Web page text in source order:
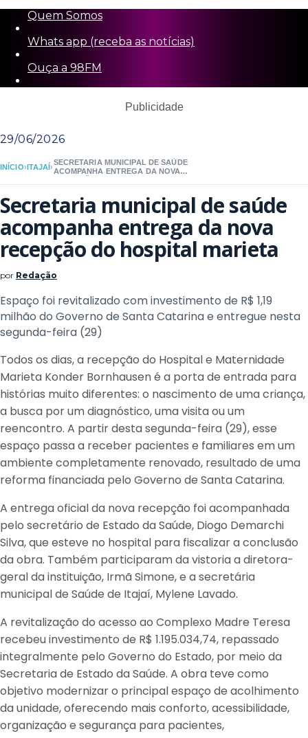
Quem Somos
Whats app (receba as notícias)
Ouça a 98FM
Publicidade
29/06/2026
INÍCIO›ITAJAÍ›
SECRETARIA MUNICIPAL DE SAÚDE
ACOMPANHA ENTREGA DA NOVA
Secretaria municipal de saúde
acompanha entrega da nova
recepção do hospital marieta
por Redação
Espaço foi revitalizado com investimento de R$ 1,19
milhão do Governo de Santa Catarina e entregue nesta
segunda-feira (29)
Todos os dias, a recepção do Hospital e Maternidade
Marieta Konder Bornhausen é a porta de entrada para
histórias muito diferentes: o nascimento de uma criança,
a busca por um diagnóstico, uma visita ou um
reencontro. A partir desta segunda-feira (29), esse
espaço passa a receber pacientes e familiares em um
ambiente completamente renovado, resultado de uma
reforma financiada pelo Governo de Santa Catarina.
A entrega oficial da nova recepção foi acompanhada
pelo secretário de Estado da Saúde, Diogo Demarchi
Silva, que esteve no hospital para fiscalizar a conclusão
da obra. Também participaram da vistoria a diretora-
geral da instituição, Irmã Simone, e a secretária
municipal de Saúde de Itajaí, Mylene Lavado.
A revitalização do acesso ao Complexo Madre Teresa
recebeu investimento de R$ 1.195.034,74, repassado
integralmente pelo Governo do Estado, por meio da
Secretaria de Estado da Saúde. A obra teve como
objetivo modernizar o principal espaço de acolhimento
da unidade, oferecendo mais conforto, acessibilidade,
organização e segurança para pacientes,